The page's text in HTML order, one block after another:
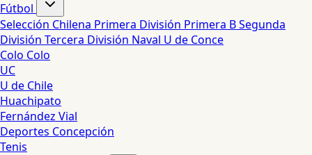
Fútbol
Selección Chilena Primera División Primera BSegunda
División Tercera División Naval U de Conce
Colo Colo
UC
U de Chile
Huachipato
Fernández Vial
Deportes Concepción
Tenis